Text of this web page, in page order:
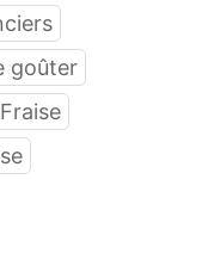
goûter
Fraise